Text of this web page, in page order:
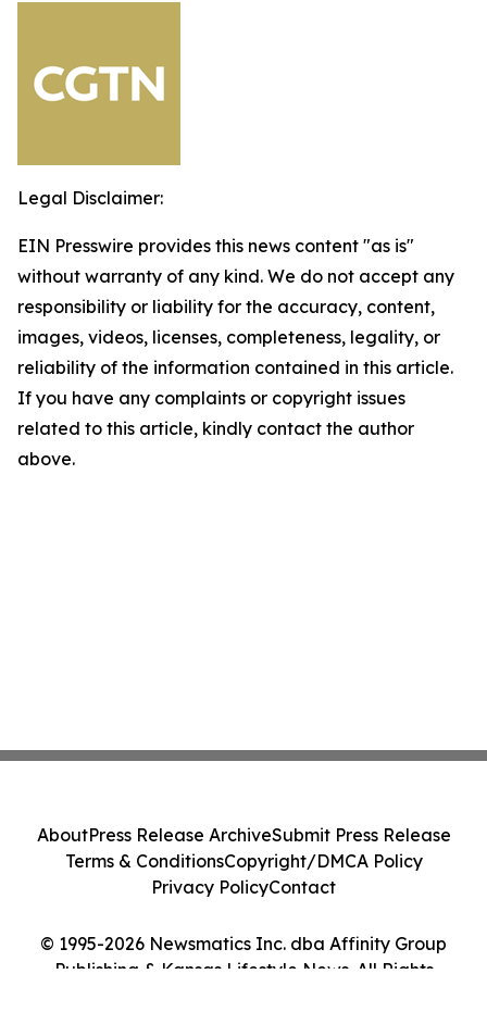
Legal Disclaimer:
EIN Presswire provides this news content "as is"
without warranty of any kind. We do not accept any
responsibility or liability for the accuracy, content,
images, videos, licenses, completeness, legality, or
reliability of the information contained in this article.
If you have any complaints or copyright issues
related to this article, kindly contact the author
above.
© 1995-2026 Newsmatics Inc. dba Affinity Group
Publishing & Kansas Lifestyle News. All Rights
AboutPress Release ArchiveSubmit Press Release
Terms & ConditionsCopyright/DMCA Policy
Privacy PolicyContact